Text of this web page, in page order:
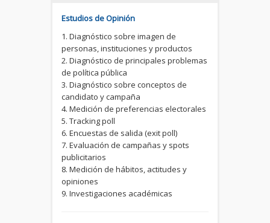
Estudios de Opinión
1. Diagnóstico sobre imagen de
personas, instituciones y productos
2. Diagnóstico de principales problemas
de política pública
3. Diagnóstico sobre conceptos de
candidato y campaña
4. Medición de preferencias electorales
5. Tracking poll
6. Encuestas de salida (exit poll)
7. Evaluación de campañas y spots
publicitarios
8. Medición de hábitos, actitudes y
opiniones
9. Investigaciones académicas